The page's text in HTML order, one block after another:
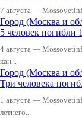
7 августа —
Город (Москва и
5 человек погибли
4 августа —
кан...
Город (Москва и
Три человека
1 августа —
летнего...